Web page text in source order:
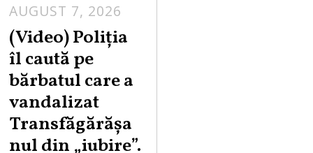
AUGUST 7, 2026
U
G
S
7
,
(Video) Poliția
îl caută pe
bărbatul care a
vandalizat
Transfăgărășa
nul din „iubire”.